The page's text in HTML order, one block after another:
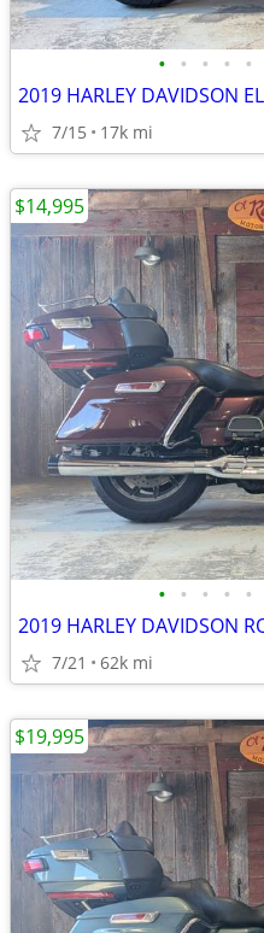
• • • • •
7/15 17k mi
• • • • •
2019 HARLEY DAVIDSON
7/21 62k mi
$14,995
$19,995